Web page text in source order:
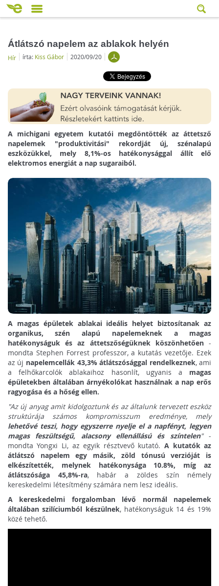
Átlátszó napelem az ablakok helyén
Hír írta: Kiss Gábor 2020/09/20
A michigani egyetem kutatói megdöntötték az áttetsző
napelemek "produktivitási" rekordját új, szénalapú
eszközükkel, mely 8,1%-os hatékonysággal állít elő
elektromos energiát a nap sugaraiból.
A magas épületek ablakai ideális helyet biztosítanak az
organikus, szén alapú napelemeknek a magas
hatékonyságuk és az áttetszőségüknek köszönhetően-
mondta Stephen Forrest professzor, a kutatás vezetője. Ezek
az új napelemcellák 43,3% átlátszósággal rendelkeznek, ami
a felhőkarcolók ablakaihoz hasonlít, ugyanis a magas
épületekben általában árnyékolókat használnak a nap erős
ragyogása és a hőség ellen.
"Az új anyag amit kidolgoztunk és az általunk tervezett eszköz
struktúrája számos kompromisszum eredménye, mely
lehetővé teszi, hogy egyszerre nyelje el a napfényt, legyen
magas feszültségű, alacsony ellenállású és színtelen"-
mondta Yongxi Li, az egyik résztvevő kutató.A kutatók az
átlátszó napelem egy másik, zöld tónusú verzióját is
elkészítették, melynek hatékonysága 10.8%, míg az
átlátszósága 45,8%-ra, habár a zöldes szín némely
kereskedelmi létesítmény számára nem lesz ideális.
A kereskedelmi forgalomban lévő normál napelemek
általában szilíciumból készülnek, hatékonyságuk 14 és 19%
közé tehető.